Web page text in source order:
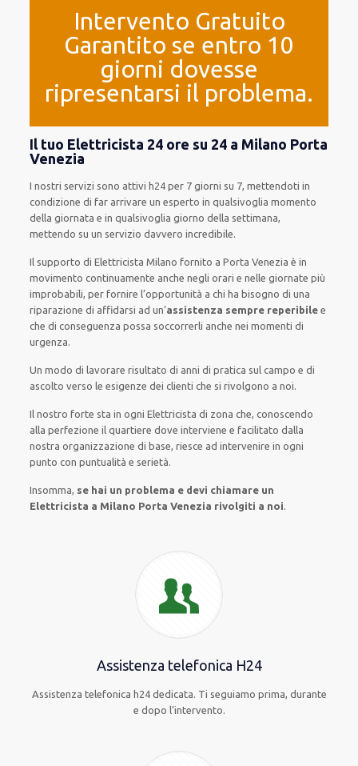
Intervento Gratuito
Garantito se entro 10
giorni dovesse
ripresentarsi il problema.
Il tuo Elettricista 24 ore su 24 a Milano Porta
Venezia
I nostri servizi sono attivi h24per 7 giorni su 7, mettendoti in
condizione di far arrivare unesperto inqualsivoglia momento
della giornata e inqualsivoglia giorno della settimana,
mettendo su un serviziodavvero incredibile.
Il supporto di Elettricista Milanofornito a Porta Venezia èin
movimento continuamente anchenegli orari e nelle giornate più
improbabili, perfornire l’opportunità a chi ha bisogno di una
riparazione di affidarsi ad un’assistenza sempre reperibile e
chedi conseguenza possa soccorrerli anchenei momenti di
urgenza.
Un modo di lavorare risultato di anni di pratica sul campo e di
ascolto verso le esigenzedei clienti che si rivolgono a noi.
Il nostro forte sta in ogni Elettricista di zona che, conoscendo
alla perfezione il quartiere dove interviene efacilitato dalla
nostra organizzazione di base, riesce ad intervenire in ogni
punto con puntualità e serietà.
Insomma, se hai un problema e devi chiamare un
Elettricista a Milano Porta Venezia rivolgiti a noi.
Assistenza telefonica H24
Assistenza telefonica h24 dedicata. Ti seguiamo prima, durante
e dopo l’intervento.